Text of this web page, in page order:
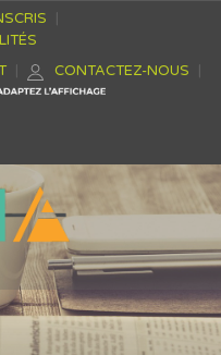
CONTACTEZ-NOUS